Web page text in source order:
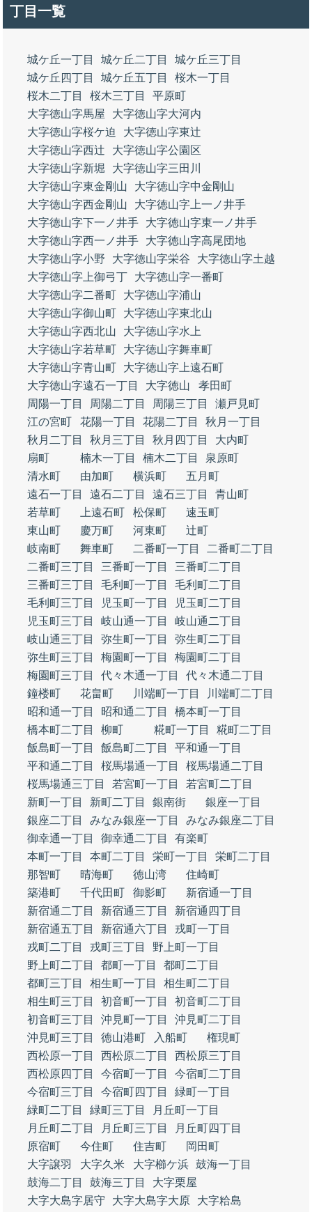
丁目一覧
城ケ丘一丁目 城ケ丘二丁目
城ケ丘三丁目
城ケ丘四丁目
城ケ丘五丁目
桜木一丁目
桜木二丁目
桜木三丁目
平原町
大字徳山字馬屋
大字徳山字大河内
大字徳山字桜ケ迫
大字徳山字東辻
大字徳山字西辻
大字徳山字公園区
大字徳山字新堀
大字徳山字三田川
大字徳山字東金剛山
大字徳山字中金剛山
大字徳山字西金剛山
大字徳山字上一ノ井手
大字徳山字下一ノ井手
大字徳山字東一ノ井手
大字徳山字西一ノ井手
大字徳山字高尾団地
大字徳山字小野
大字徳山字栄谷
大字徳山字土越
大字徳山字上御弓丁
大字徳山字一番町
大字徳山字二番町
大字徳山字浦山
大字徳山字御山町
大字徳山字東北山
大字徳山字西北山
大字徳山字水上
大字徳山字若草町
大字徳山字舞車町
大字徳山字青山町
大字徳山字上遠石町
大字徳山字遠石一丁目
大字徳山
孝田町
周陽一丁目
周陽二丁目 周陽三丁目
瀬戸見町
江の宮町
花陽一丁目 花陽二丁目
秋月一丁目
秋月二丁目
秋月三丁目 秋月四丁目
大内町
扇町
楠木一丁目 楠木二丁目
泉原町
清水町
由加町 横浜町
五月町
遠石一丁目
遠石二丁目 遠石三丁目
青山町
若草町
上遠石町 松保町
速玉町
東山町
慶万町 河東町
辻町
岐南町
舞車町 二番町一丁目
二番町二丁目
二番町三丁目
三番町一丁目
三番町二丁目
三番町三丁目
毛利町一丁目
毛利町二丁目
毛利町三丁目
児玉町一丁目
児玉町二丁目
児玉町三丁目
岐山通一丁目
岐山通二丁目
岐山通三丁目
弥生町一丁目
弥生町二丁目
弥生町三丁目
梅園町一丁目
梅園町二丁目
梅園町三丁目
代々木通一丁目
代々木通二丁目
鐘楼町
花畠町 川端町一丁目
川端町二丁目
昭和通一丁目
昭和通二丁目
橋本町一丁目
橋本町二丁目
柳町 糀町一丁目
糀町二丁目
飯島町一丁目
飯島町二丁目
平和通一丁目
平和通二丁目
桜馬場通一丁目
桜馬場通二丁目
桜馬場通三丁目
若宮町一丁目
若宮町二丁目
新町一丁目
新町二丁目 銀南街
銀座一丁目
銀座二丁目
みなみ銀座一丁目
みなみ銀座二丁目
御幸通一丁目
御幸通二丁目
有楽町
本町一丁目
本町二丁目 栄町一丁目
栄町二丁目
那智町
晴海町 徳山湾
住崎町
築港町
千代田町 御影町
新宿通一丁目
新宿通二丁目
新宿通三丁目
新宿通四丁目
新宿通五丁目
新宿通六丁目
戎町一丁目
戎町二丁目
戎町三丁目
野上町一丁目
野上町二丁目
都町一丁目
都町二丁目
都町三丁目
相生町一丁目
相生町二丁目
相生町三丁目
初音町一丁目
初音町二丁目
初音町三丁目
沖見町一丁目
沖見町二丁目
沖見町三丁目
徳山港町 入船町
権現町
西松原一丁目
西松原二丁目
西松原三丁目
西松原四丁目
今宿町一丁目
今宿町二丁目
今宿町三丁目
今宿町四丁目
緑町一丁目
緑町二丁目
緑町三丁目
月丘町一丁目
月丘町二丁目
月丘町三丁目
月丘町四丁目
原宿町
今住町 住吉町
岡田町
大字譲羽
大字久米 大字櫛ケ浜 鼓海一丁目
鼓海二丁目
鼓海三丁目
大字栗屋
大字大島字居守
大字大島字大原
大字粭島